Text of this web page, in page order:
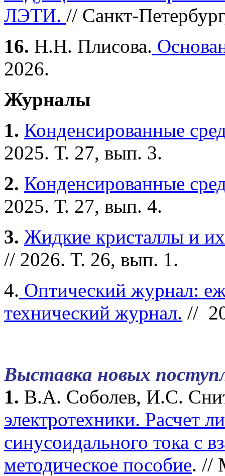
ЛЭТИ. // Санкт-
16. Н.Н. Плисова.
2026.
Журналы
1. Конденсированные
2025. Т. 27, вып. 3.
2. Конденсированные
2025. Т. 27, вып. 4.
3. Жидкие кристаллы и их
// 2026. Т. 26, вып. 1.
4. Оптический журнал:
технический журнал. //
Выставка новых
1. В.А. Соболев, И.С.
электротехники. Расчет
синусоидального тока с
методическое пособие. //